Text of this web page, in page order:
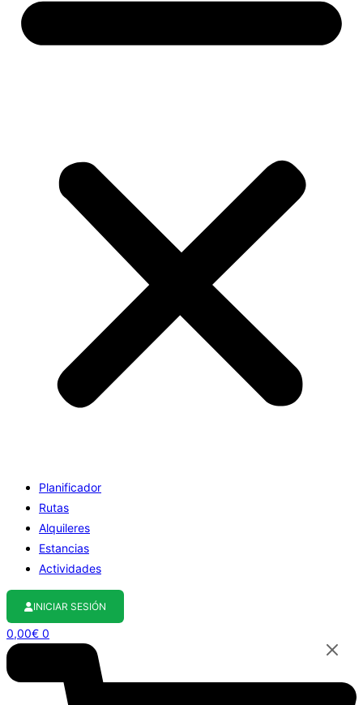
Planificador
Rutas
Alquileres
Estancias
Actividades
INICIAR SESIÓN
0,00€ 0